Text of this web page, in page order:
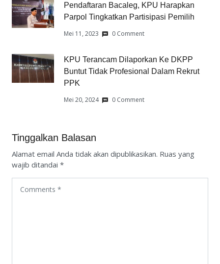
Pendaftaran Bacaleg, KPU Harapkan
Parpol Tingkatkan Partisipasi Pemilih
Mei 11, 2023 0 Comment
KPU Terancam Dilaporkan Ke DKPP
Buntut Tidak Profesional Dalam Rekrut
PPK
Mei 20, 2024 0 Comment
Tinggalkan Balasan
Alamat email Anda tidak akan dipublikasikan. Ruas yang
wajib ditandai *